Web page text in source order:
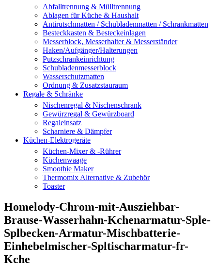
Abfalltrennung & Mülltrennung
Ablagen für Küche & Haushalt
Antirutschmatten / Schubladenmatten / Schrankmatten
Besteckkasten & Besteckeinlagen
Messerblock, Messerhalter & Messerständer
Haken/Aufgänger/Halterungen
Putzschrankeinrichtung
Schubladenmesserblock
Wasserschutzmatten
Ordnung & Zusatzstauraum
Regale & Schränke
Nischenregal & Nischenschrank
Gewürzregal & Gewürzboard
Regaleinsatz
Scharniere & Dämpfer
Küchen-Elektrogeräte
Küchen-Mixer & -Rührer
Küchenwaage
Smoothie Maker
Thermomix Alternative & Zubehör
Toaster
Homelody-Chrom-mit-Ausziehbar-
Brause-Wasserhahn-Kchenarmatur-Sple-
Splbecken-Armatur-Mischbatterie-
Einhebelmischer-Spltischarmatur-fr-
Kche